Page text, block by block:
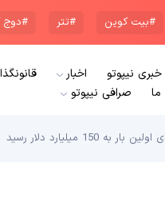
#بیت کوین #تتر #دوج
نیپوتو اخبار
ما
صرافی نیپوتو
150 میلیارد دلار رسید